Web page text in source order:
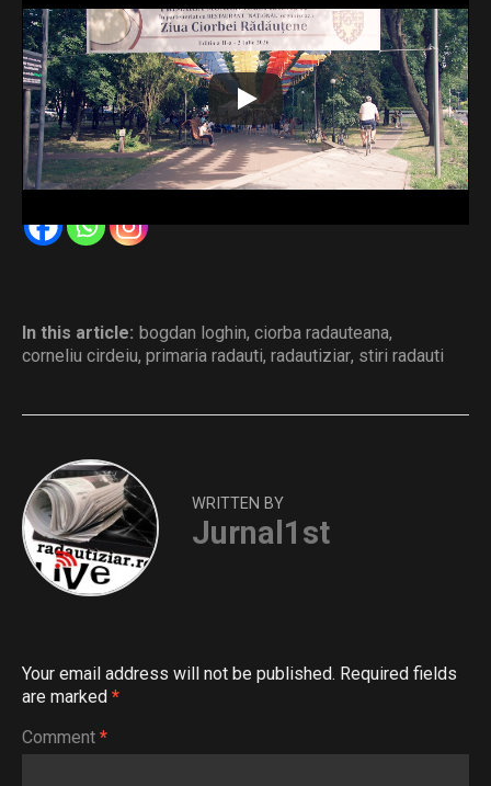
gratuit în parcul umbreluțelor, manifestarea fiind la a II-a
ediție, grație unui parteneriat între Restaurantul Național și
Primăria Rădăuți.
Primarul Bogdan Loghin a invitat staful județean al PNL la
o degustare.
Distribuie și tu
In this article: bogdan loghin, ciorba radauteana,
corneliu cirdeiu, primaria radauti, radautiziar, stiri radauti
WRITTEN BY
Jurnal1st
Your email address will not be published. Required fields
are marked *
Comment *